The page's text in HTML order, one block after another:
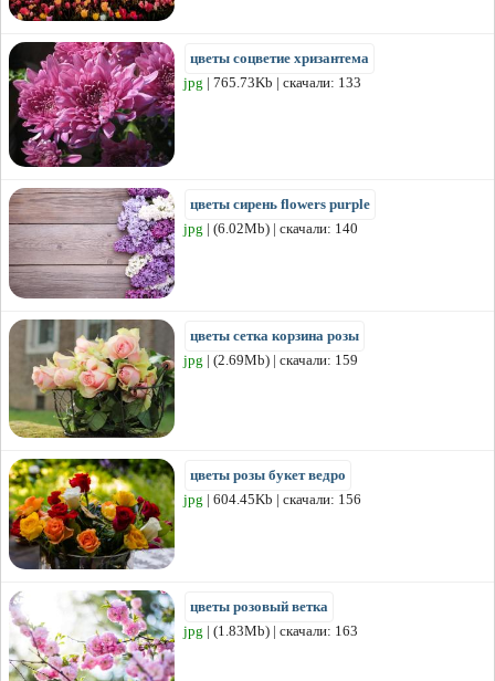
цветы соцветие хризантема
jpg | 765.73Kb | скачали: 133
цветы сирень flowers purple
jpg | (6.02Mb) | скачали: 140
цветы сетка корзина розы
jpg | (2.69Mb) | скачали: 159
цветы розы букет ведро
jpg | 604.45Kb | скачали: 156
цветы розовый ветка
jpg | (1.83Mb) | скачали: 163